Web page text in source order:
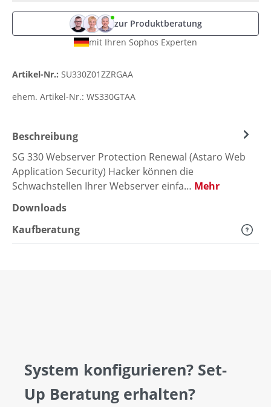
zur Produktberatung
mit Ihren Sophos Experten
Artikel-Nr.: SU330Z01ZZRGAA
ehem. Artikel-Nr.: WS330GTAA
Beschreibung
SG 330 Webserver Protection Renewal (Astaro Web
Application Security) Hacker können die
Schwachstellen Ihrer Webserver einfa… Mehr
Downloads
Kaufberatung
System konfigurieren? Set-
Up Beratung erhalten?